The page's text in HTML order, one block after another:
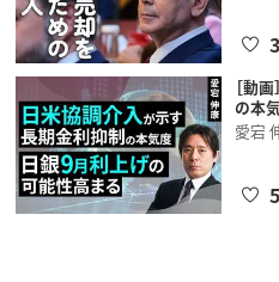
［動
の本
愛宕